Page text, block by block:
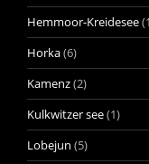
Hemmoor-Kreidesee
Horka(6)
Kamenz(2)
Kulkwitzer see(1)
Lobejun (5)